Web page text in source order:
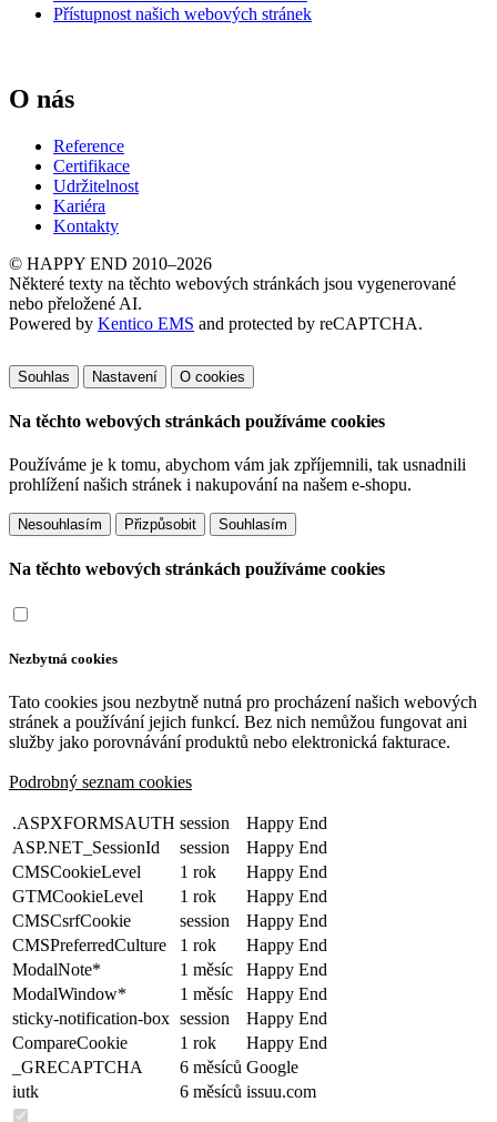
Přístupnost našich webových stránek
O nás
Reference
Certifikace
Udržitelnost
Kariéra
Kontakty
© HAPPY END 2010–2026
Některé texty na těchto webových stránkách jsou vygenerované
nebo přeložené AI.
Powered by Kentico EMS and protected by reCAPTCHA.
Souhlas Nastavení O cookies
Na těchto webových stránkách používáme cookies
Používáme je k tomu, abychom vám jak zpříjemnili, tak usnadnili
prohlížení našich stránek i nakupování na našem e-shopu.
Přizpůsobit
Na těchto webových stránkách používáme cookies
Nezbytná cookies
Tato cookies jsou nezbytně nutná pro procházení našich webových
stránek a používání jejich funkcí. Bez nich nemůžou fungovat ani
služby jako porovnávání produktů nebo elektronická fakturace.
Podrobný seznam cookies
.ASPXFORMSAUTH session
Happy End
ASP.NET_SessionId
session
Happy End
CMSCookieLevel
1 rok
Happy End
GTMCookieLevel
1 rok
Happy End
CMSCsrfCookie
session
Happy End
CMSPreferredCulture
1 rok
Happy End
ModalNote*
1 měsíc
Happy End
ModalWindow*
1 měsíc
Happy End
sticky-notification-box session
Happy End
CompareCookie
1 rok
Happy End
_GRECAPTCHA
6 měsíců Google
iutk
6 měsíců issuu.com